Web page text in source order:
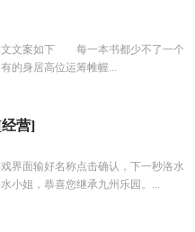
文文案如下 每一本书都少不了一个
身居高位运筹帷幄...
营]
界面输好名称点击确认，下一秒洛水
小姐，恭喜您继承九州乐园。...